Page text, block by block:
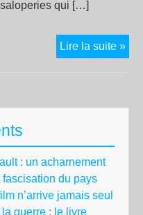
saloperies qui […]
Lire la suite »
: un acharnement
du pays
n’arrive jamais seul
guerre : le livre